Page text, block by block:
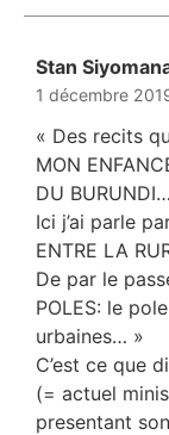
Stan
1 décembre
« Des recits
MON
DU BURUNDI…
Ici j’ai parle
ENTRE LA
De par le
POLES: le
urbaines… »
C’est ce que
(= actuel
presentant